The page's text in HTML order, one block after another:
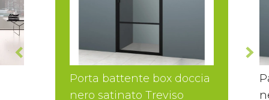
Porta battente box doccia
nero satinato Treviso